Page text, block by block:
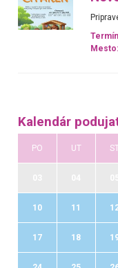
Mesto:
Kalendár
PO UT
10 11
17 18